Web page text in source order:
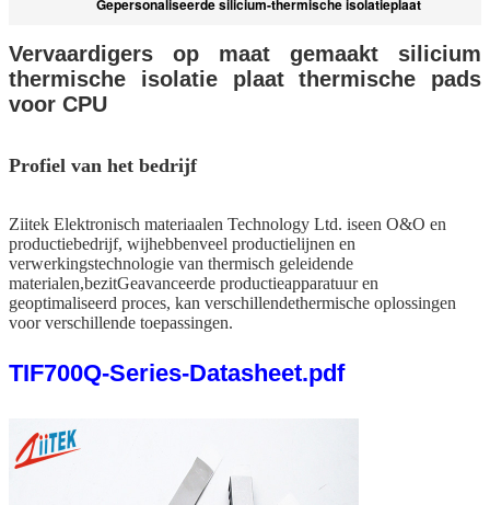
Gepersonaliseerde silicium-thermische isolatieplaat
Vervaardigers op maat gemaakt silicium
thermische isolatie plaat thermische pads
voor CPU
Profiel van het bedrijf
Ziitek Elektronisch materiaalen Technology Ltd. iseen O&O en
productiebedrijf, wijhebbenveel productielijnen en
verwerkingstechnologie van thermisch geleidende
materialen,bezitGeavanceerde productieapparatuur en
geoptimaliseerd proces, kan verschillendethermische oplossingen
voor verschillende toepassingen.
TIF700Q-Series-Datasheet.pdf